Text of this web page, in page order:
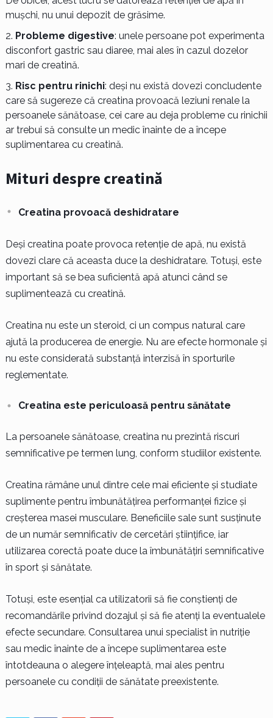
mușchi, nu unui depozit de grăsime.
Probleme digestive: unele persoane pot experimenta
disconfort gastric sau diaree, mai ales în cazul dozelor
mari de creatină.
Risc pentru rinichi: deși nu există dovezi concludente
care să sugereze că creatina provoacă leziuni renale la
persoanele sănătoase, cei care au deja probleme cu rinichii
ar trebui să consulte un medic înainte de a începe
suplimentarea cu creatină.
Mituri despre creatină
Creatina provoacă deshidratare
Deși creatina poate provoca retenție de apă, nu există
dovezi clare că aceasta duce la deshidratare. Totuși, este
important să se bea suficientă apă atunci când se
suplimentează cu creatină.
Creatina nu este un steroid, ci un compus natural care
ajută la producerea de energie. Nu are efecte hormonale și
nu este considerată substanță interzisă în sporturile
reglementate.
Creatina este periculoasă pentru sănătate
La persoanele sănătoase, creatina nu prezintă riscuri
semnificative pe termen lung, conform studiilor existente.
Creatina rămâne unul dintre cele mai eficiente și studiate
suplimente pentru îmbunătățirea performanței fizice și
creșterea masei musculare. Beneficiile sale sunt susținute
de un număr semnificativ de cercetări științifice, iar
utilizarea corectă poate duce la îmbunătățiri semnificative
în sport și sănătate.
Totuși, este esențial ca utilizatorii să fie conștienți de
recomandările privind dozajul și să fie atenți la eventualele
efecte secundare. Consultarea unui specialist în nutriție
sau medic înainte de a începe suplimentarea este
întotdeauna o alegere înțeleaptă, mai ales pentru
persoanele cu condiții de sănătate preexistente.